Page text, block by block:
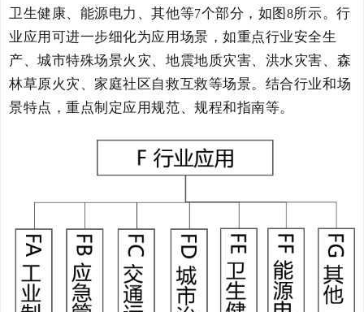
卫生健康、能源电力、其他等7个部分，如图 8所示。行
业应用可进一步细化为应用场景，如重点行业安全生
产、城市特殊场景火灾、地震地质灾害、洪水灾害、森
林草原火灾、家庭社区自救互救等场景。 结合行业和场
景特点，重点制定应用规范、规程和指南等。